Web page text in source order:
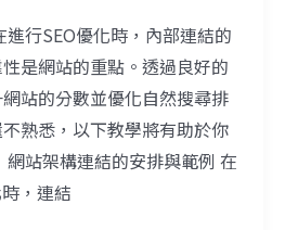
行SEO優化時，內部連結的
是網站的重點。透過良好的
站的分數並優化自然搜尋排
熟悉，以下教學將有助於你
站架構連結的安排與範例​ 在
，連結